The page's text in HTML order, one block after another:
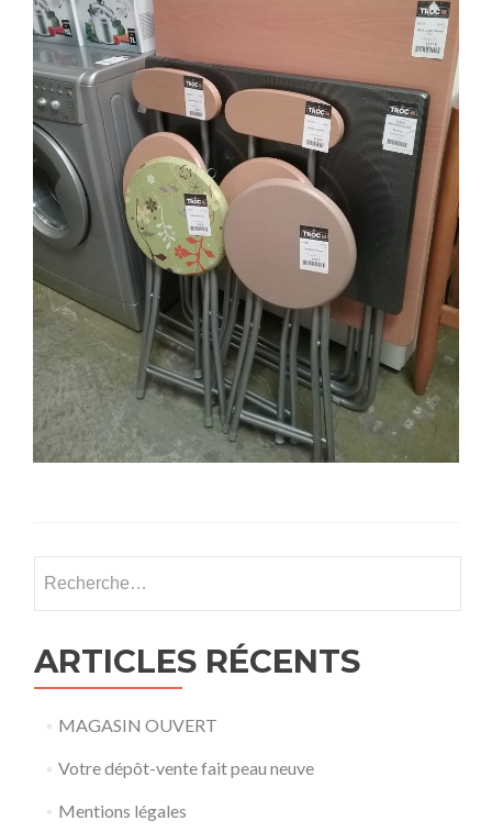
ARTICLES RÉCENTS
MAGASIN OUVERT
Votre dépôt-vente fait peau neuve
Mentions légales